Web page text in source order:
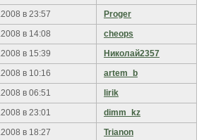
в 23:57
Proger
в 14:08
cheops
в 15:39
Николай2357
в 10:16
artem_b
в 06:51
lirik
в 23:01
dimm_kz
в 18:27
Trianon